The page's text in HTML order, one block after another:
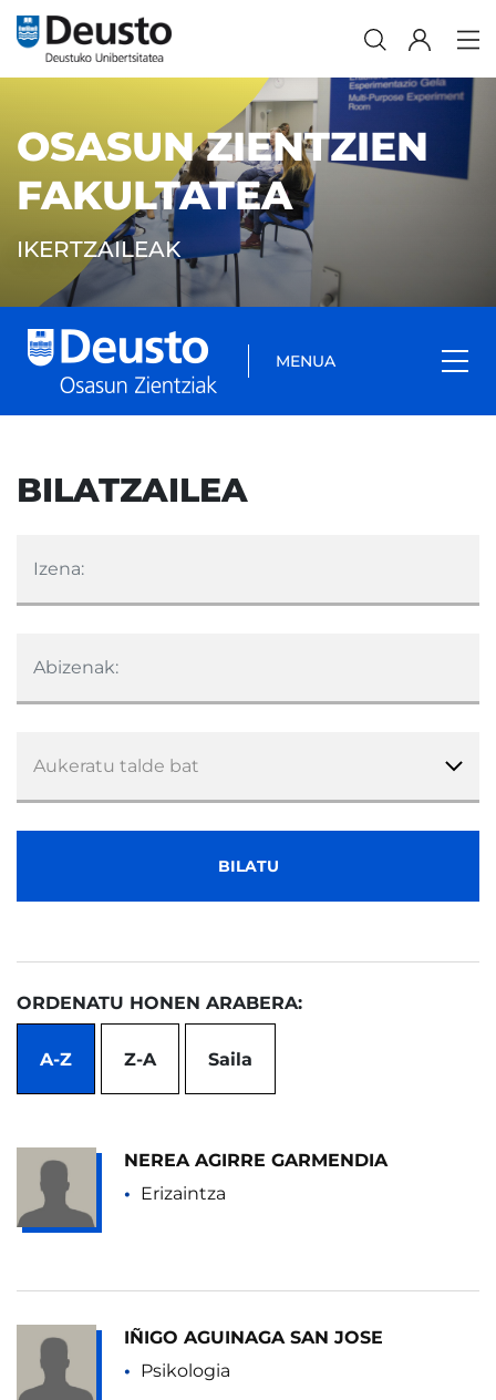
OSASUN ZIENTZIEN
FAKULTATEA
IKERTZAILEAK
MENUA
BILATZAILEA
BILATU
ORDENATU HONEN ARABERA:
A-Z Z-A Saila
NEREA AGIRRE GARMENDIA
Erizaintza
IÑIGO AGUINAGA SAN JOSE
Psikologia